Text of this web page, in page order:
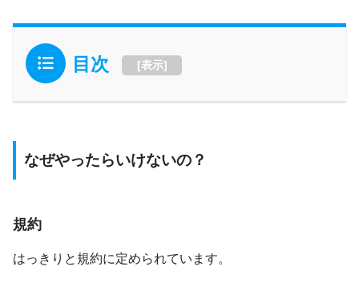
目次 [表示]
なぜやったらいけないの？
規約
はっきりと規約に定められています。